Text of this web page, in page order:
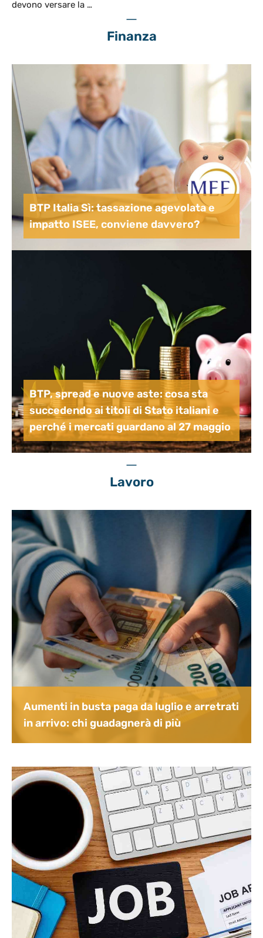
devono versare la …
Finanza
BTP Italia Sì: tassazione agevolata e
impatto ISEE, conviene davvero?
BTP, spread e nuove aste: cosa sta
succedendo ai titoli di Stato italiani e
perché i mercati guardano al 27 maggio
Lavoro
Aumenti in busta paga da luglio e arretrati
in arrivo: chi guadagnerà di più